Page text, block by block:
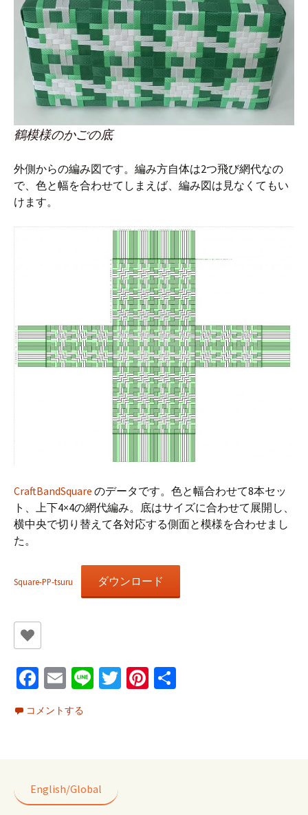
鶴模様のかごの底
外側からの編み図です。編み方自体は2つ飛び網代なの
で、色と幅を合わせてしまえば、編み図は見なくてもい
けます。
CraftBandSquare のデータです。色と幅合わせて8本セッ
ト、上下4×4の網代編み。底はサイズに合わせて展開し、
横中央で切り替えて各対応する側面と模様を合わせまし
た。
Square-PP-tsuru ダウンロード
Fa
ce
b
k
E
m
ai
Li T
Pi
コメントする
English/Global